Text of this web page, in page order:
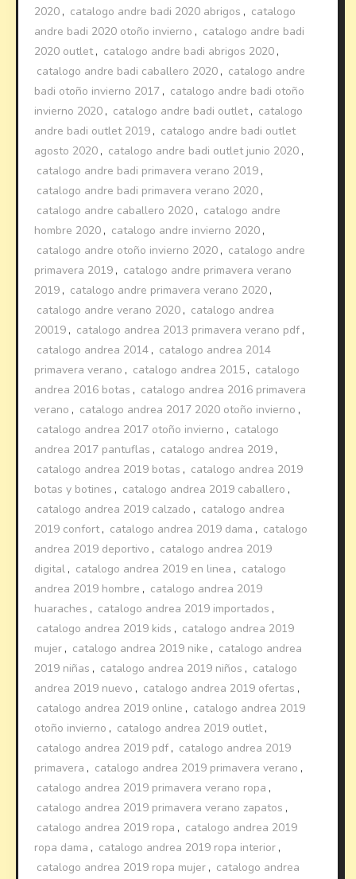
2020 , catalogo andre badi 2020 abrigos , catalogo
andre badi 2020 otoño invierno , catalogo andre badi
2020 outlet, catalogo andre badi abrigos 2020 ,
catalogo andre badi caballero 2020 , catalogo andre
badi otoño invierno 2017 , catalogo andre badi otoño
invierno 2020 , catalogo andre badi outlet, catalogo
andre badi outlet 2019 , catalogo andre badi outlet
agosto 2020 , catalogo andre badi outlet junio 2020 ,
catalogo andre badi primavera verano 2019 ,
catalogo andre badi primavera verano 2020 ,
catalogo andre caballero 2020 , catalogo andre
hombre 2020 , catalogo andre invierno 2020 ,
catalogo andre otoño invierno 2020 , catalogo andre
primavera 2019 , catalogo andre primavera verano
2019 , catalogo andre primavera verano 2020 ,
catalogo andre verano 2020 , catalogo andrea
20019 , catalogo andrea 2013 primavera verano pdf ,
catalogo andrea 2014 , catalogo andrea 2014
primavera verano , catalogo andrea 2015 , catalogo
andrea 2016 botas , catalogo andrea 2016 primavera
verano , catalogo andrea 2017 2020 otoño invierno ,
catalogo andrea 2017 otoño invierno , catalogo
andrea 2017 pantuflas , catalogo andrea 2019 ,
catalogo andrea 2019 botas , catalogo andrea 2019
botas y botines , catalogo andrea 2019 caballero ,
catalogo andrea 2019 calzado , catalogo andrea
2019 confort, catalogo andrea 2019 dama , catalogo
andrea 2019 deportivo , catalogo andrea 2019
digital , catalogo andrea 2019 en linea , catalogo
andrea 2019 hombre , catalogo andrea 2019
huaraches , catalogo andrea 2019 importados ,
catalogo andrea 2019 kids , catalogo andrea 2019
mujer , catalogo andrea 2019 nike , catalogo andrea
2019 niñas , catalogo andrea 2019 niños , catalogo
andrea 2019 nuevo , catalogo andrea 2019 ofertas ,
catalogo andrea 2019 online , catalogo andrea 2019
otoño invierno , catalogo andrea 2019 outlet,
catalogo andrea 2019 pdf , catalogo andrea 2019
primavera , catalogo andrea 2019 primavera verano ,
catalogo andrea 2019 primavera verano ropa ,
catalogo andrea 2019 primavera verano zapatos ,
catalogo andrea 2019 ropa , catalogo andrea 2019
ropa dama , catalogo andrea 2019 ropa interior ,
catalogo andrea 2019 ropa mujer , catalogo andrea